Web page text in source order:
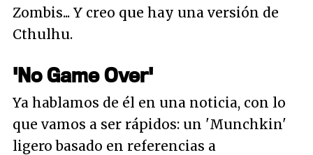
Zombis... Y creo que hay una versión de
Cthulhu.
'No Game Over'
Ya hablamos de él en una noticia, con lo
que vamos a ser rápidos: un 'Munchkin'
ligero basado en referencias a